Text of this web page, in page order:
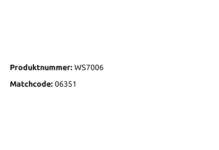
Produktnummer: WS7006
Matchcode: 06351